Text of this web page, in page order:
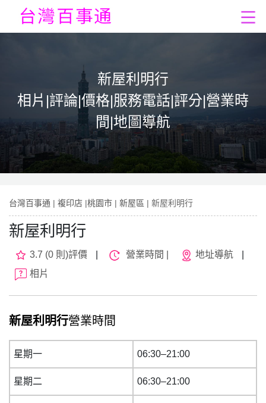
新屋利明行
相片|評論|價格|服務電話|評分|營業時
間|地圖導航
台灣百事通 | 複印店 |桃園市 | 新屋區 | 新屋利明行
新屋利明行
3.7 (0 則)評價 營業時間 | 地址導航
相片
新屋利明行營業時間
星期一 06:30–21:00
星期二 06:30–21:00